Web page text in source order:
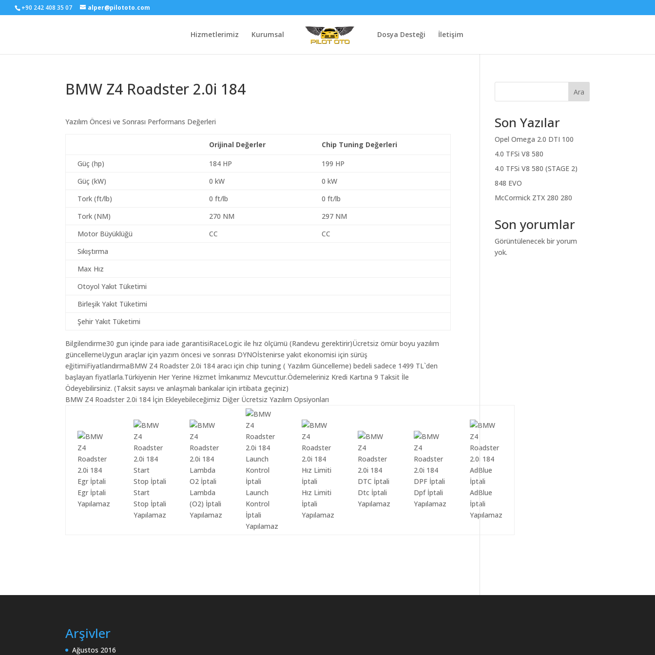
+90 242 408 35 07 alper@pilototo.com
Hizmetlerimiz Kurumsal Dosya Desteği İletişim
BMW Z4 Roadster 2.0i 184
Yazılım Öncesi ve Sonrası Performans Değerleri
Orijinal Değerler Chip Tuning Değerleri
Güç (hp) 184 HP
199 HP
Güç (kW)
0 kW
0 kW
Tork (ft/lb)
0 ft/lb
0 ft/lb
Tork (NM)
270 NM
297 NM
Motor Büyüklüğü
CC
CC
Sıkıştırma
Max Hız
Otoyol Yakıt Tüketimi
Birleşik Yakıt Tüketimi
Şehir Yakıt Tüketimi
Bilgilendirme30 gun içinde para iade garantisiRaceLogic ile hız ölçümü (Randevu gerektirir)Ücretsiz ömür boyu yazılım
güncellemeUygun araçlar için yazım öncesi ve sonrası DYNOİstenirse yakıt ekonomisi için sürüş
eğitimiFiyatlandırmaBMW Z4 Roadster 2.0i 184 aracı için chip tuning ( Yazılım Güncelleme) bedeli sadece 1499 TL`den
başlayan fiyatlarla.Türkiyenin Her Yerine Hizmet İmkanımız Mevcuttur.Ödemeleriniz Kredi Kartına 9 Taksit İle
Ödeyebilirsiniz. (Taksit sayısı ve anlaşmalı bankalar için irtibata geçiniz)
BMW Z4 Roadster 2.0i 184 İçin Ekleyebileceğimiz Diğer Ücretsiz Yazılım Opsiyonları
Egr İptali
Yapılamaz
Start
Stop İptali
Yapılamaz
Lambda
(O2) İptali
Yapılamaz
Launch
Kontrol
İptali
Yapılamaz
Hız Limiti
İptali
Yapılamaz
Dtc İptali
Yapılamaz
Dpf İptali
Yapılamaz
AdBlue
İptali
Yapılamaz
Ara
Son Yazılar
Opel Omega 2.0 DTI 100
4.0 TFSi V8 580
4.0 TFSi V8 580 (STAGE 2)
848 EVO
McCormick ZTX 280 280
Son yorumlar
Görüntülenecek bir yorum
yok.
Arşivler
Ağustos 2016